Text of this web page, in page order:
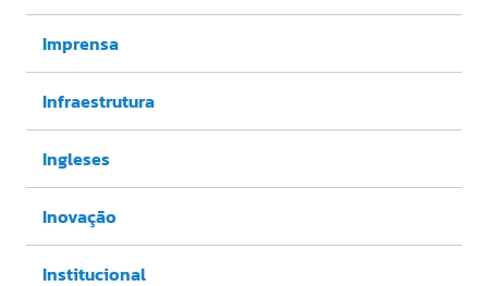
Imprensa
Infraestrutura
Ingleses
Inovação
Institucional